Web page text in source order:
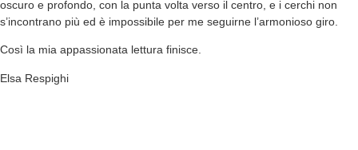
oscuro e profondo, con la punta volta verso il centro, e i cerchi non
s’incontrano più ed è impossibile per me seguirne l’armonioso giro.
Così la mia appassionata lettura finisce.
Elsa Respighi